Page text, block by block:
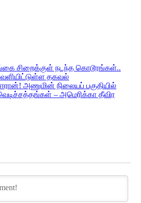
சிறைக்குள் நடந்த கொடூரங்கள்..
தகவல்
ஈரான்! அணுமின் நிலையப் பகுதியில்
– அமெரிக்கா தீவிர